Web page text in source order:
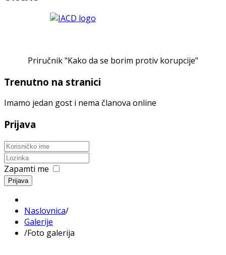
Priručnik "Kako da se borim protiv korupcije"
Trenutno na stranici
Imamo jedan gost i nema članova online
Prijava
Zapamti me
Prijava
Naslovnica/
Galerije
/Foto galerija